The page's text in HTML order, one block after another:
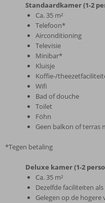
Standaardkamer (1-2
Ca. 35 m²
Telefoon*
Airconditioning
Televisie
Minibar*
Kluisje
Koffie-/
Wifi
Bad of douche
Toilet
Föhn
Geen balkon of terras
*Tegen betaling
Deluxe kamer (1-2
Ca. 35 m²
Dezelfde faciliteiten
Gelegen op de hogere